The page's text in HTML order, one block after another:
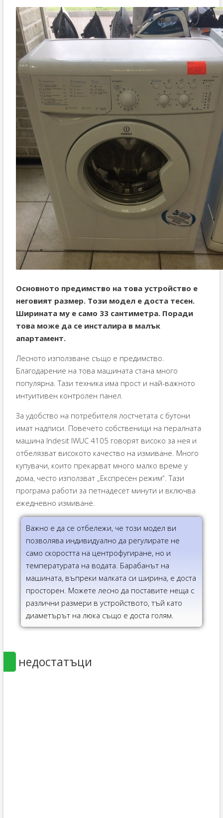
Основното предимство на това устройство е
неговият размер. Този модел е доста тесен.
Ширината му е само 33 сантиметра. Поради
това може да се инсталира в малък
апартамент.
Лесното използване също е предимство.
Благодарение на това машината стана много
популярна. Тази техника има прост и най-важното
интуитивен контролен панел.
За удобство на потребителя лостчетата с бутони
имат надписи. Повечето собственици на пералната
машина Indesit IWUC 4105 говорят високо за нея и
отбелязват високото качество на измиване. Много
купувачи, които прекарват много малко време у
дома, често използват „Експресен режим“. Тази
програма работи за петнадесет минути и включва
ежедневно измиване.
Важно е да се отбележи, че този модел ви
позволява индивидуално да регулирате не
само скоростта на центрофугиране, но и
температурата на водата. Барабанът на
машината, въпреки малката си ширина, е доста
просторен. Можете лесно да поставите неща с
различни размери в устройството, тъй като
диаметърът на люка също е доста голям.
недостатъци